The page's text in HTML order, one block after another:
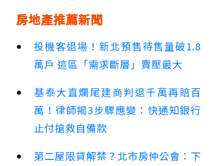
房地產推薦新聞
投機客退場！新北預售待售量破1.8
萬戶 這區「需求斷層」賣壓最大
基泰大直爛尾建商判退千萬再賠百
萬！律師揭3步驟應變：快通知銀行
止付搶救自備款
第二屋限貸解禁？北市房仲公會：下